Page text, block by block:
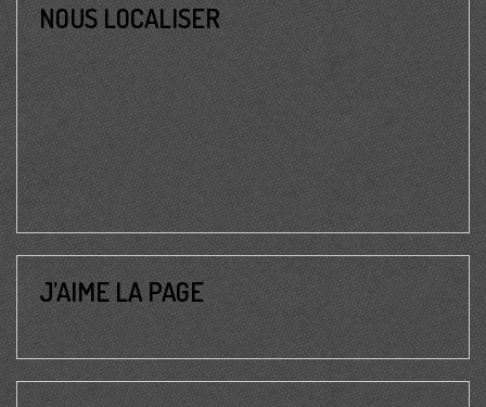
NOUS LOCALISER
J’AIME LA PAGE